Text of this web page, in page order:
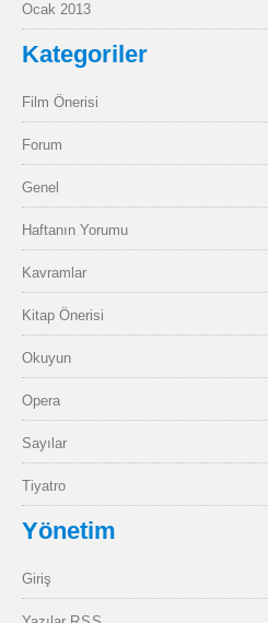
Ocak 2013
Kategoriler
Film Önerisi
Forum
Genel
Haftanın Yorumu
Kavramlar
Kitap Önerisi
Okuyun
Opera
Sayılar
Tiyatro
Yönetim
Giriş